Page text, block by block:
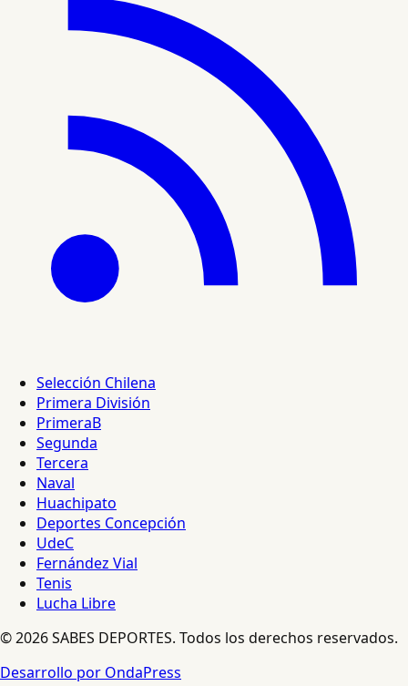
Selección Chilena
Primera División
PrimeraB
Segunda
Tercera
Naval
Huachipato
Deportes Concepción
UdeC
Fernández Vial
Tenis
Lucha Libre
© 2026 SABES DEPORTES. Todos los derechos reservados.
Desarrollo por OndaPress